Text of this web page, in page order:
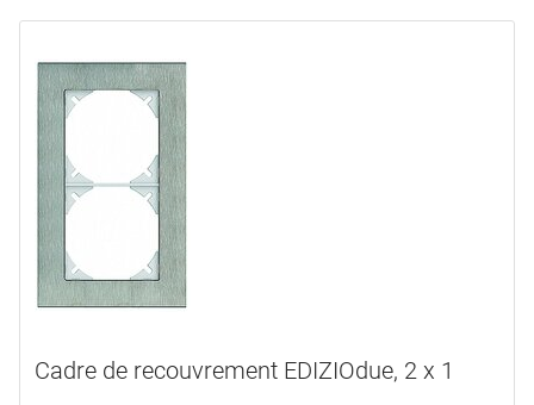
Cadre de recouvrement EDIZIOdue, 2 x 1